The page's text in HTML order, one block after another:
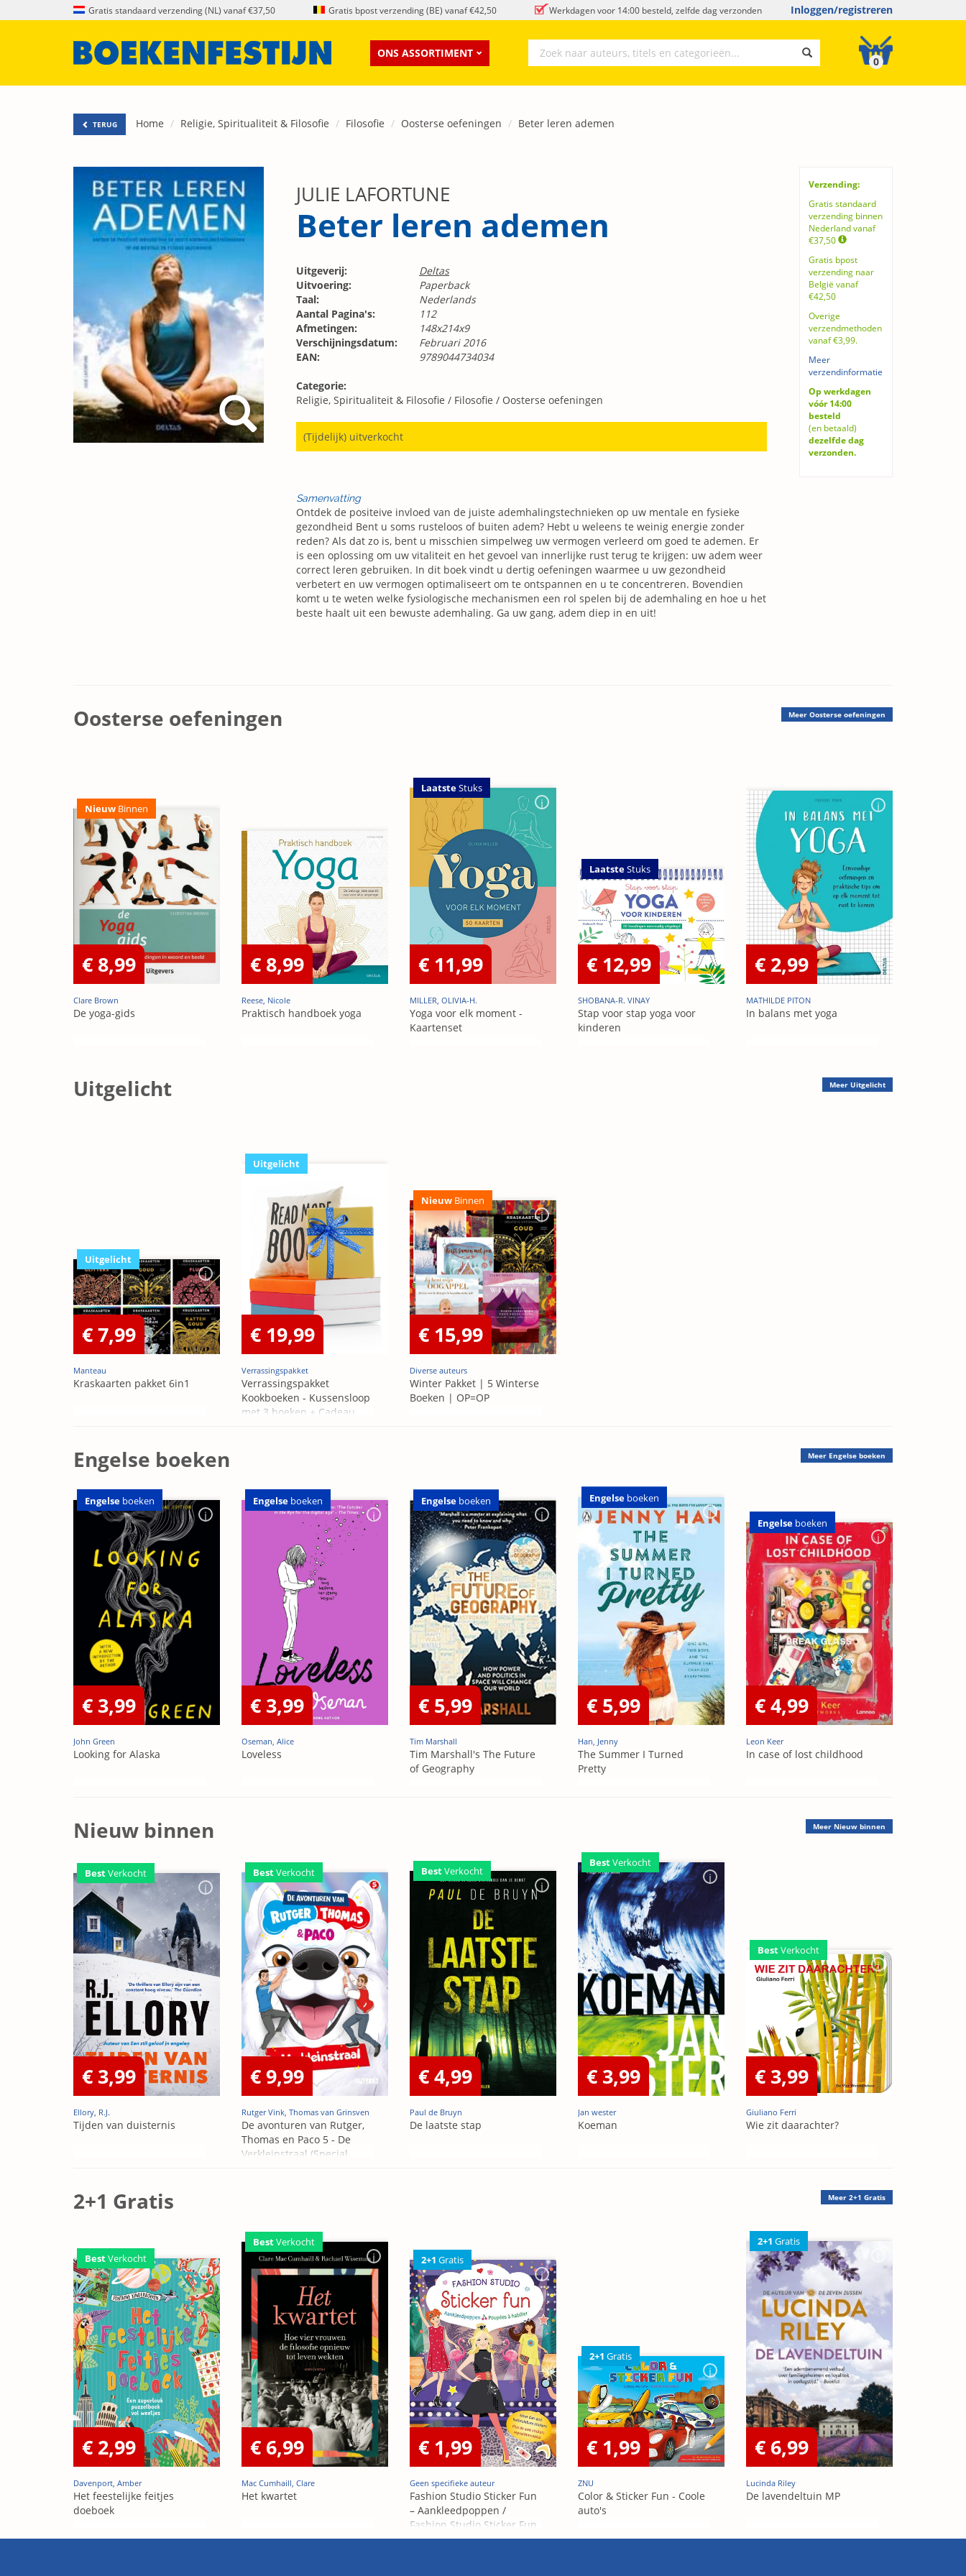
Gratis standaard verzending (NL) vanaf €37,50 Gratis bpost verzending (BE) vanaf €42,50 Werkdagen voor 14:00 besteld, zelfde dag verzonden Inloggen/registreren
ONS ASSORTIMENT
0
TERUG Home Religie, Spiritualiteit & Filosofie Filosofie Oosterse oefeningen Beter leren ademen
Verzending:
Gratis standaard
verzending binnen
Nederland vanaf
€37,50
Gratis bpost
verzending naar
België vanaf
€42,50
Overige
verzendmethoden
vanaf €3,99.
Meer
verzendinformatie
Op werkdagen
vóór 14:00
besteld
(en betaald)
dezelfde dag
verzonden.
JULIE LAFORTUNE
Beter leren ademen
Uitgeverij:
Deltas
Uitvoering:
Paperback
Taal:
Nederlands
Aantal Pagina's:
112
Afmetingen:
148x214x9
Verschijningsdatum:
Februari 2016
EAN:
9789044734034
Categorie:
Religie, Spiritualiteit & Filosofie / Filosofie / Oosterse oefeningen
(Tijdelijk) uitverkocht
Samenvatting
Ontdek de positeive invloed van de juiste ademhalingstechnieken op uw mentale en fysieke
gezondheid Bent u soms rusteloos of buiten adem? Hebt u weleens te weinig energie zonder
reden? Als dat zo is, bent u misschien simpelweg uw vermogen verleerd om goed te ademen. Er
is een oplossing om uw vitaliteit en het gevoel van innerlijke rust terug te krijgen: uw adem weer
correct leren gebruiken. In dit boek vindt u dertig oefeningen waarmee u uw gezondheid
verbetert en uw vermogen optimaliseert om te ontspannen en u te concentreren. Bovendien
komt u te weten welke fysiologische mechanismen een rol spelen bij de ademhaling en hoe u het
beste haalt uit een bewuste ademhaling. Ga uw gang, adem diep in en uit!
Oosterse oefeningen Meer Oosterse oefeningen
Nieuw Binnen
€ 8,99
Clare Brown
De yoga-gids
€ 8,99
Reese, Nicole
Praktisch handboek yoga
LaatsteStuks
€ 11,99
MILLER, OLIVIA-H.
Yoga voor elk moment -
Kaartenset
LaatsteStuks
€ 12,99
SHOBANA-R. VINAY
Stap voor stap yoga voor
kinderen
€ 2,99
MATHILDE PITON
In balans met yoga
Uitgelicht Meer Uitgelicht
Uitgelicht
€ 7,99
Manteau
Kraskaarten pakket 6in1
Uitgelicht
€ 19,99
Verrassingspakket
Verrassingspakket
Kookboeken - Kussensloop
met 3 boeken + Cadeau
Nieuw Binnen
€ 15,99
Diverse auteurs
Winter Pakket | 5 Winterse
Boeken | OP=OP
Engelse boeken Meer Engelse boeken
Engelse boeken
€ 3,99
John Green
Looking for Alaska
Engelse boeken
€ 3,99
Oseman, Alice
Loveless
Engelse boeken
€ 5,99
Tim Marshall
Tim Marshall's The Future
of Geography
Engelse boeken
€ 5,99
Han, Jenny
The Summer I Turned
Pretty
Engelse boeken
€ 4,99
Leon Keer
In case of lost childhood
Nieuw binnen Meer Nieuw binnen
BestVerkocht
€ 3,99
Ellory, R.J.
Tijden van duisternis
BestVerkocht
€ 9,99
Rutger Vink, Thomas van Grinsven
De avonturen van Rutger,
Thomas en Paco 5 - De
Verkleinstraal (Special
BestVerkocht
€ 4,99
Paul de Bruyn
De laatste stap
BestVerkocht
€ 3,99
Jan wester
Koeman
BestVerkocht
€ 3,99
Giuliano Ferri
Wie zit daarachter?
2+1 Gratis Meer 2+1 Gratis
BestVerkocht
€ 2,99
Davenport, Amber
Het feestelijke feitjes
doeboek
BestVerkocht
€ 6,99
Mac Cumhaill, Clare
Het kwartet
2+1 Gratis
€ 1,99
Geen specifieke auteur
Fashion Studio Sticker Fun
– Aankleedpoppen /
Fashion Studio Sticker Fun
– Poupées Á habiller
2+1 Gratis
€ 1,99
ZNU
Color & Sticker Fun - Coole
auto's
2+1 Gratis
€ 6,99
Lucinda Riley
De lavendeltuin MP